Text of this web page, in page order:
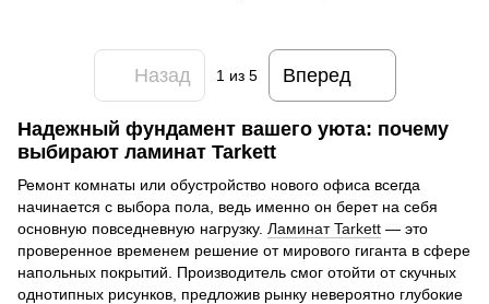
Назад 1из 5 Вперед
Надежный фундамент вашего уюта: почему
выбирают ламинат Tarkett
Ремонт комнаты или обустройство нового офиса всегда
начинается с выбора пола, ведь именно он берет на себя
основную повседневную нагрузку. Ламинат Tarkett — это
проверенное временем решение от мирового гиганта в сфере
напольных покрытий. Производитель смог отойти от скучных
однотипных рисунков, предложив рынку невероятно глубокие